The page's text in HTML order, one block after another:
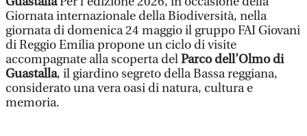
Giornata internazionale della Biodiversità, nella
giornata di domenica 24 maggio il gruppo FAI Giovani
di Reggio Emilia propone un ciclo di visite
accompagnate alla scoperta delParco dell’Olmo di
Guastalla, il giardino segreto della Bassa reggiana,
considerato una vera oasi di natura, cultura e
memoria.